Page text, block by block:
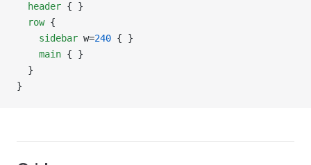
  header
{ }
  row
{
    sidebar
w=240 { }
    main
{ }
  }
}